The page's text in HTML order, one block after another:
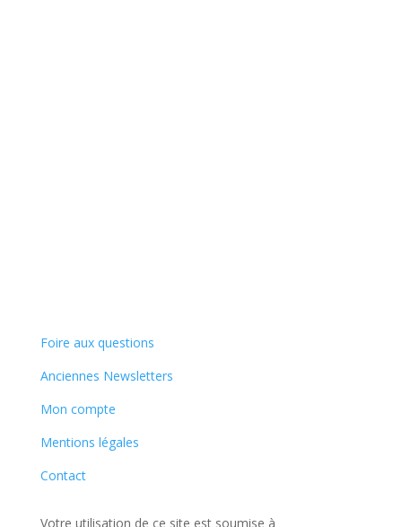
Foire aux questions
Anciennes Newsletters
Mon compte
Mentions légales
Contact
Votre utilisation de ce site est soumise à